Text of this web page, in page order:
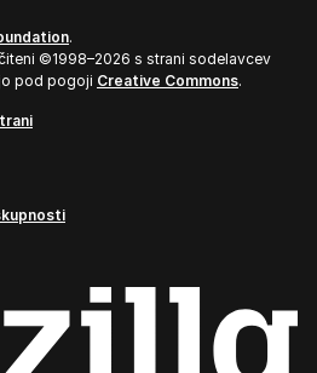
.
©1998–2026 s strani sodelavcev
pod pogoji Creative Commons.